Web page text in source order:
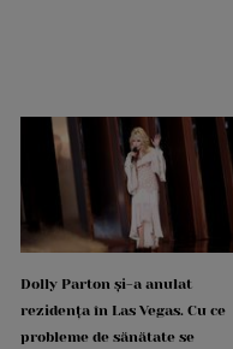
Dolly Parton și-a anulat
rezidența în Las Vegas. Cu ce
probleme de sănătate se